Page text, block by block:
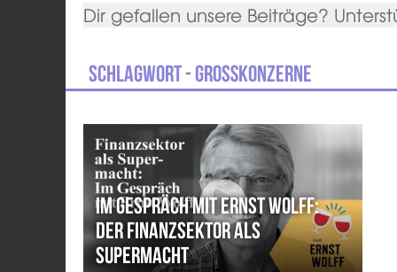
Dir gefallen unsere Beiträge?
Schlagwort - Großkonzerne
Im Gespräch mit Ernst Wolff:
Der Finanzsektor als
Supermacht